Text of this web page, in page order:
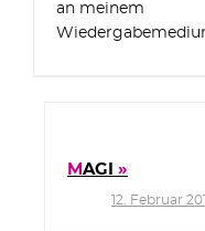
an meinem
MAGI
12. Februar